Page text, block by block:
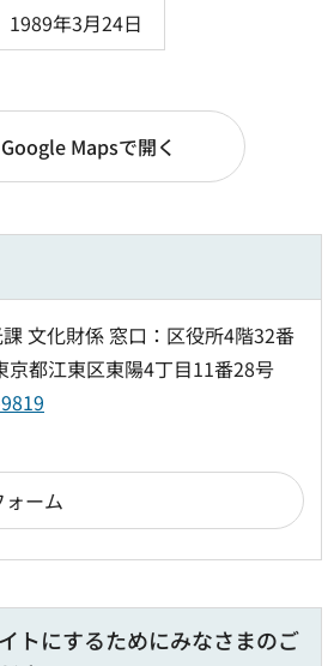
1989年3月24日
Google Mapsで開く
文化財係 窓口：区役所4階32番
京都江東区東陽4丁目11番28号
トにするためにみなさまのご